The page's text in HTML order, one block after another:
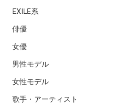
EXILE系
俳優
女優
男性モデル
女性モデル
歌手・アーティスト